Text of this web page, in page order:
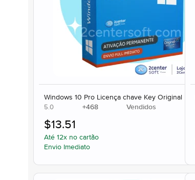
Windows 10 Pro Licença chave Key Original
5.0 +468 Vendidos
Até 12x no cartão
Envio Imediato
$13.51